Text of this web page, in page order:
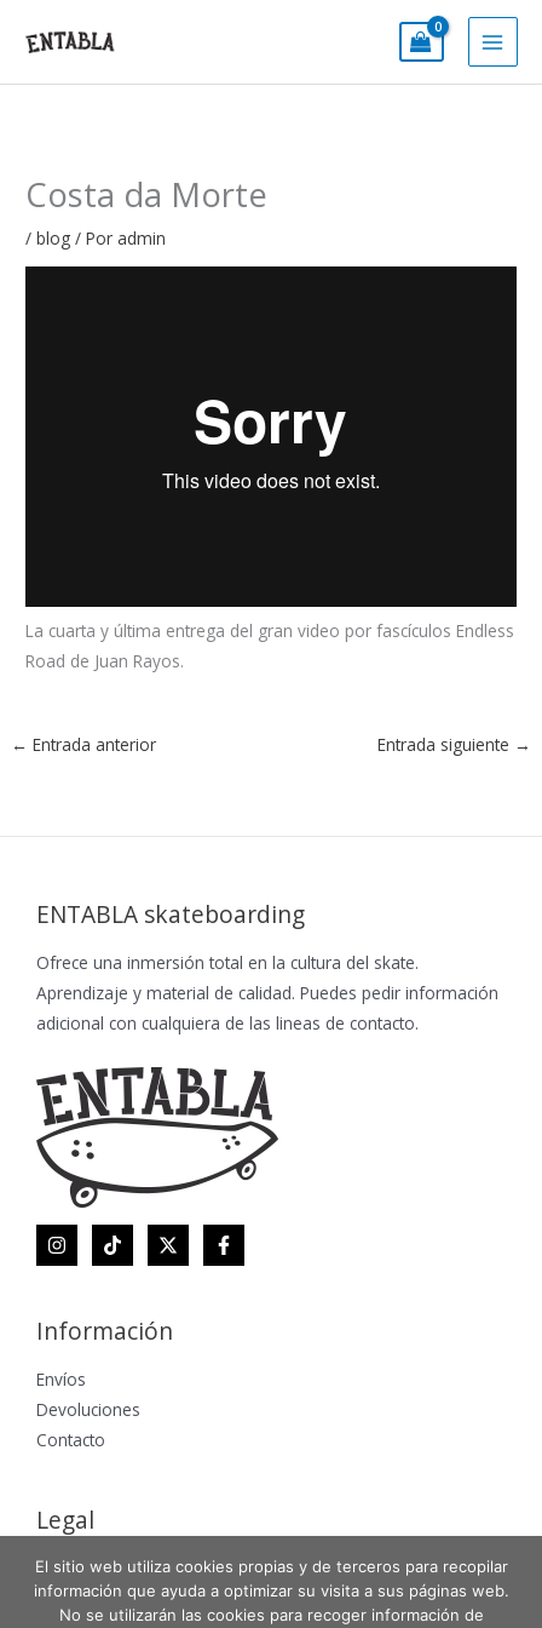
Costa da Morte
/blog / Por admin
La cuarta y última entrega del gran video por fascículos Endless
Road de Juan Rayos.
← Entrada anterior Entrada siguiente →
ENTABLA skateboarding
Ofrece una inmersión total en la cultura del skate.
Aprendizaje y material de calidad. Puedes pedir información
adicional con cualquiera de las lineas de contacto.
Información
Envíos
Devoluciones
Contacto
Legal
Aviso Legal
Política de Privacidad
El sitio web utiliza cookies propias y de terceros para recopilar
información que ayuda a optimizar su visita a sus páginas web.
No se utilizarán las cookies para recoger información de